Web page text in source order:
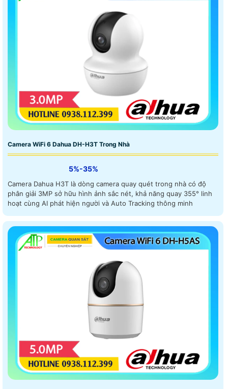
Camera WiFi 6 Dahua DH-H3T Trong Nhà
5%-35%
Camera Dahua H3T là dòng camera quay quét trong nhà có độ
phân giải 3MP sở hữu hình ảnh sắc nét, khả năng quay 355° linh
hoạt cùng AI phát hiện người và Auto Tracking thông minh